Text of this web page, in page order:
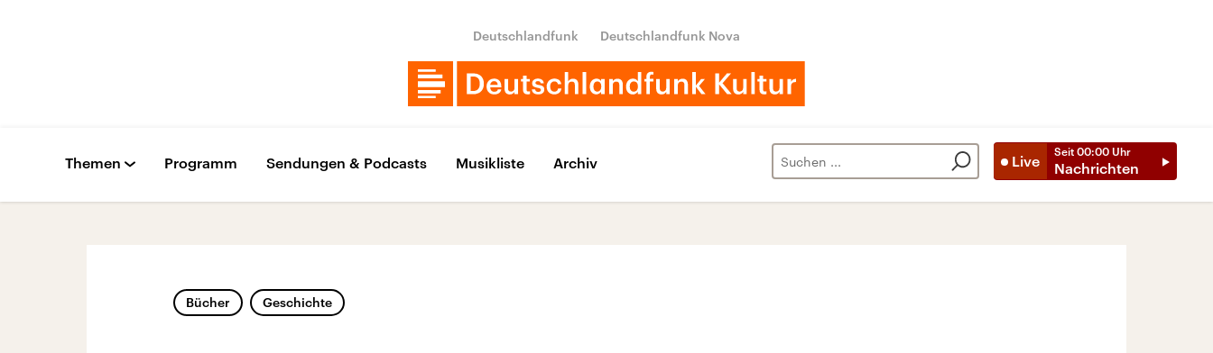
Deutschlandfunk Deutschlandfunk Nova
Live
Seit 00:00 Uhr
Nachrichten
Themen Programm Sendungen & Podcasts Musikliste Archiv
Bücher Geschichte